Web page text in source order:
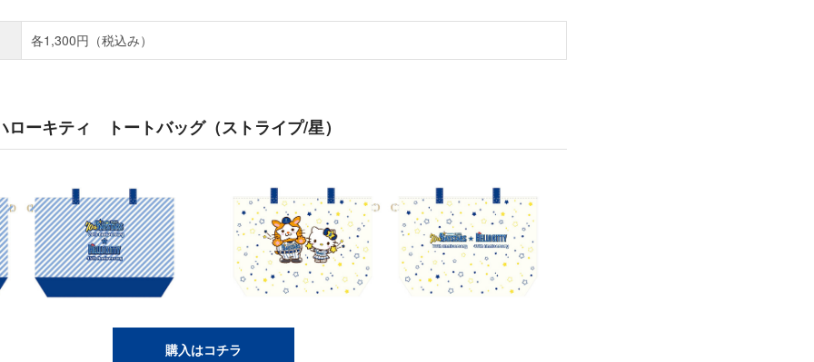
各1,300円（税込み）
ローキティ トートバッグ（ストライプ/星）
購入はコチラ